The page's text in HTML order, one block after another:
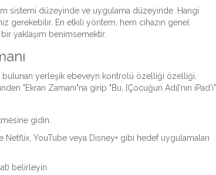
sistemi düzeyinde ve uygulama düzeyinde. Hangi
gerekebilir. En etkili yöntem, hem cihazın genel
yaklaşım benimsemektir.
bulunan yerleşik ebeveyn kontrolü özelliği özelliği,
"Ekran Zamanı"na girip "Bu, [Çocuğun Adı]'nın iPad'i"
gidin.
Netflix, YouTube veya Disney+ gibi hedef uygulamaları
belirleyin.